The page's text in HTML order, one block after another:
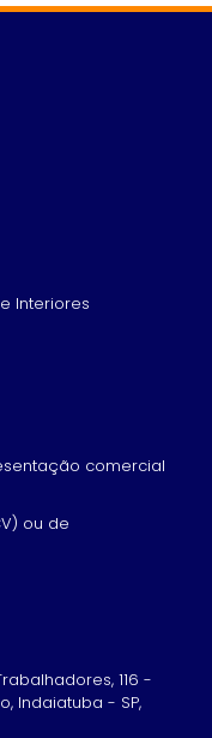
Interiores
comercial
ou de
116 -
Indaiatuba - SP,